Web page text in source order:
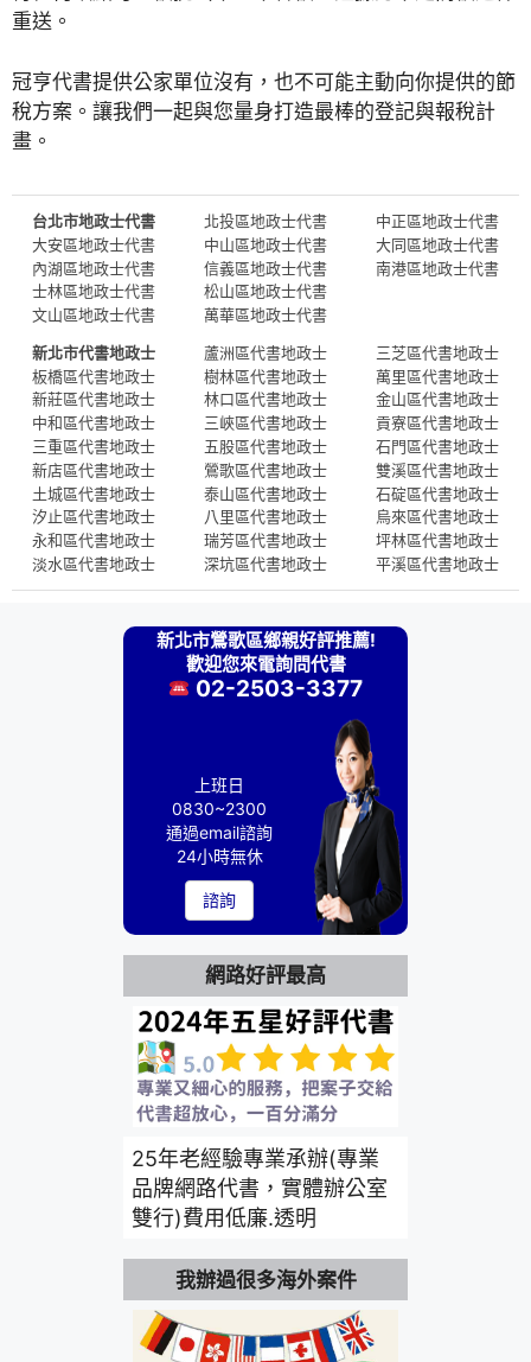
重送。
冠亨代書提供公家單位沒有，也不可能主動向你提供的節
稅方案。讓我們一起與您量身打造最棒的登記與報稅計
畫。
台北市地政士代書
大安區地政士代書
內湖區地政士代書
士林區地政士代書
文山區地政士代書
北投區地政士代書
中山區地政士代書
信義區地政士代書
松山區地政士代書
萬華區地政士代書
中正區地政士代書
大同區地政士代書
南港區地政士代書
新北市代書地政士
板橋區代書地政士
新莊區代書地政士
中和區代書地政士
三重區代書地政士
新店區代書地政士
土城區代書地政士
汐止區代書地政士
永和區代書地政士
淡水區代書地政士
蘆洲區代書地政士
樹林區代書地政士
林口區代書地政士
三峽區代書地政士
五股區代書地政士
鶯歌區代書地政士
泰山區代書地政士
八里區代書地政士
瑞芳區代書地政士
深坑區代書地政士
三芝區代書地政士
萬里區代書地政士
金山區代書地政士
貢寮區代書地政士
石門區代書地政士
雙溪區代書地政士
石碇區代書地政士
烏來區代書地政士
坪林區代書地政士
平溪區代書地政士
新北市鶯歌區鄉親好評推薦!
歡迎您來電詢問代書
02-2503-3377
上班日
0830~2300
通過email諮詢
24小時無休
諮詢
網路好評最高
25年老經驗專業承辦(專業
品牌網路代書，實體辦公室
雙行)費用低廉.透明
我辦過很多海外案件